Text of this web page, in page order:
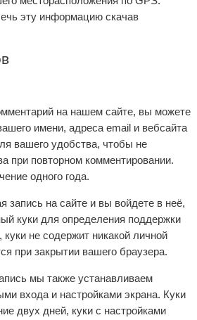
эту информацию скачав
на нашем сайте, вы можете
имени, адреса email и вебсайта
вашего удобства, чтобы не
при повторном комментировании.
одного года.
запись на сайте и вы войдете в неё,
куки для определения поддержки
не содержит никакой личной
при закрытии вашего браузера.
мы также устанавливаем
входа и настройками экрана. Куки
двух дней, куки с настройками